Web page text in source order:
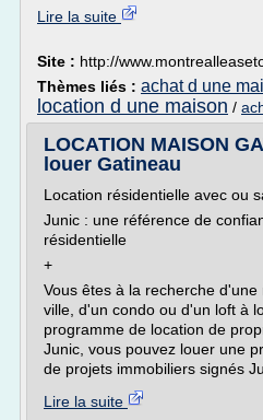
Lire la suite
Site : http://
Thèmes liés : achat d une
location d une maison /
LOCATION MAISON
louer Gatineau
Location résidentielle avec ou
Junic : une référence de
résidentielle
+
Vous êtes à la recherche
ville, d'un condo ou d'un loft à
programme de location de
Junic, vous pouvez louer une
de projets immobiliers signés
Lire la suite